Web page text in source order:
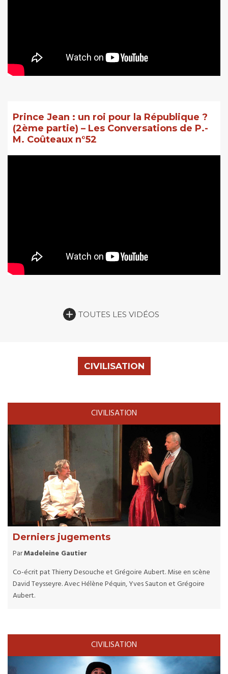
Prince Jean : un roi pour la République ?
(2ème partie) – Les Conversations de P.-
M. Coûteaux n°52
TOUTES LES VIDÉOS
CIVILISATION
CIVILISATION
Derniers jugements
ParMadeleine Gautier
Co-écrit pat Thierry Desouche et Grégoire Aubert. Mise en scène
David Teysseyre. Avec Hélène Péquin, Yves Sauton et Grégoire
Aubert.
CIVILISATION